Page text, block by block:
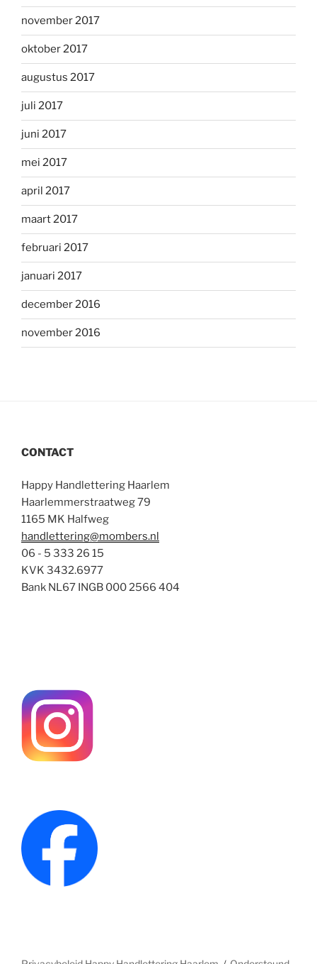
november 2017
oktober 2017
augustus 2017
juli 2017
juni 2017
mei 2017
april 2017
maart 2017
februari 2017
januari 2017
december 2016
november 2016
CONTACT
Happy Handlettering Haarlem
Haarlemmerstraatweg 79
1165 MK Halfweg
handlettering@mombers.nl
06 - 5 333 26 15
KVK 3432.6977
Bank NL67 INGB 000 2566 404